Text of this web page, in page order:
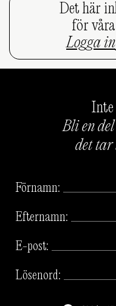
Det här
för
Logga in
Inte
Bli en
det tar
Förnamn:
Efternamn:
E-post:
Lösenord: